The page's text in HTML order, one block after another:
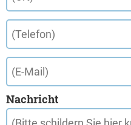
Nachricht